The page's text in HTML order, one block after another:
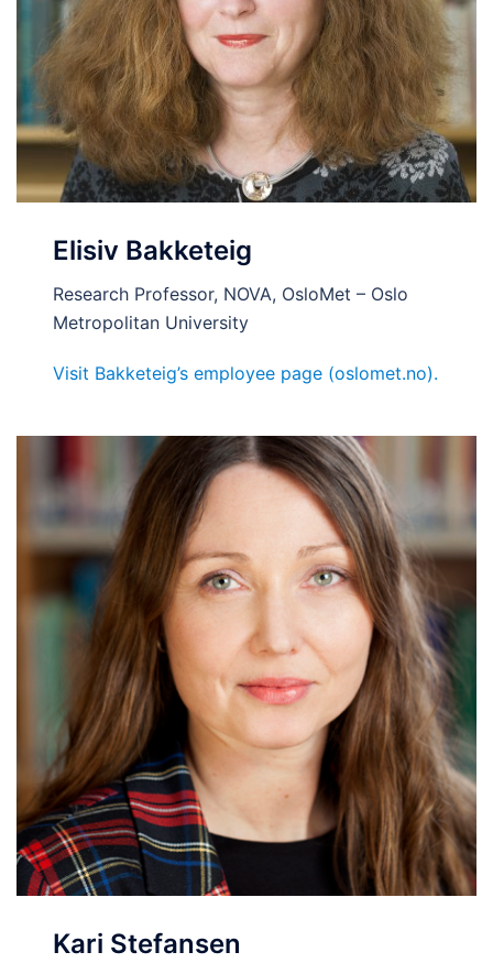
Elisiv Bakketeig
Research Professor, NOVA, OsloMet – Oslo
Metropolitan University
Visit Bakketeig’s employee page (oslomet.no).
Kari Stefansen